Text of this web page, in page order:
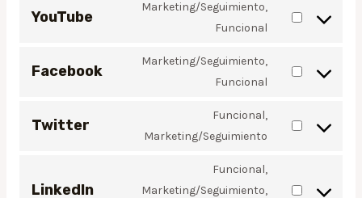
YouTube
Marketing/Seguimiento,
Funcional
Facebook
Marketing/Seguimiento,
Funcional
Twitter
Funcional,
Marketing/Seguimiento
LinkedIn
Funcional,
Marketing/Seguimiento,